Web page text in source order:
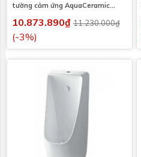
tường cảm ứng AquaCeramic
(AU468IR)
10.873.890₫ 11.230.000₫
(-3%)